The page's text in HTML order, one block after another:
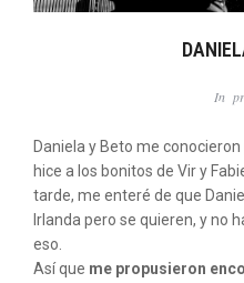
In
Daniela y Beto me
hice a los bonitos de Vir y
tarde, me enteré de que
Irlanda pero se quieren, y no
eso.
Así que me propusieron